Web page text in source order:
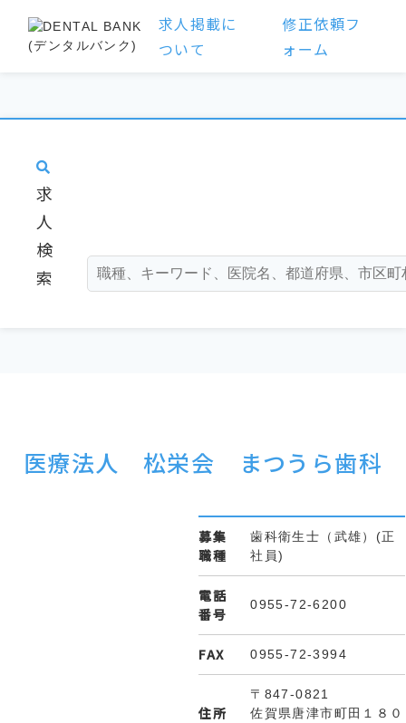
求人掲載に
ついて
修正依頼フ
ォーム
求
人
検
索
医療法人 松栄会 まつうら歯科
募集
職種
歯科衛生士（武雄）(正
社員)
電話
番号
0955-72-6200
FAX 0955-72-3994
住所
〒847-0821
佐賀県唐津市町田１８０